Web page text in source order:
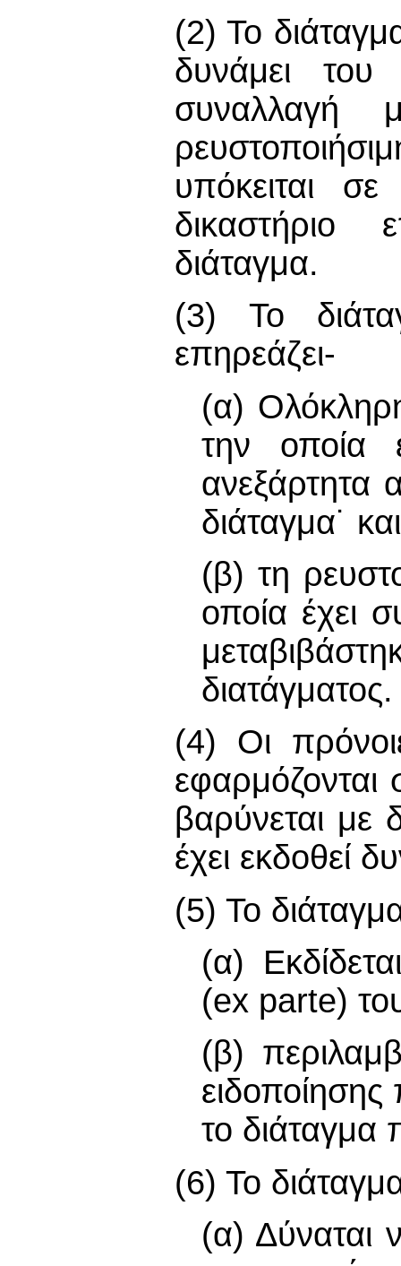
(2) Το
δυνάμει
συναλλαγή
υπόκειται
δικαστήριο
διάταγμα.
(3) Το
επηρεάζει-
(α)
την οποία
ανεξάρτητα
διάταγμα˙ και
(β) τη
οποία έχει
διατάγματος.
(4) Οι
βαρύνεται με
έχει εκδοθεί
(5) Το
(α)
(ex parte)
(β)
το
(6) Το
(α) Δύναται